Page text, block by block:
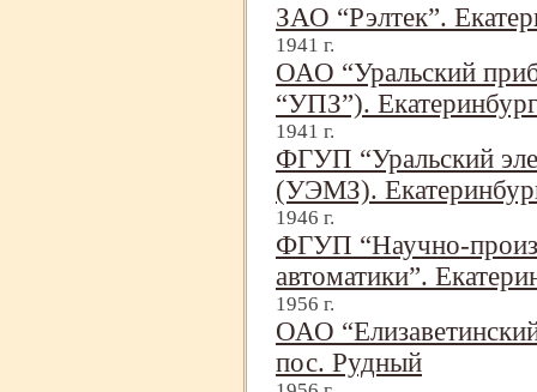
ЗАО “Рэлтек”.
1941 г.
ОАО “Уральский
“УПЗ”). Екатеринбург
1941 г.
ФГУП “Уральский
(УЭМЗ).
1946 г.
ФГУП “Научно-
автоматики”.
1956 г.
ОАО
пос. Рудный